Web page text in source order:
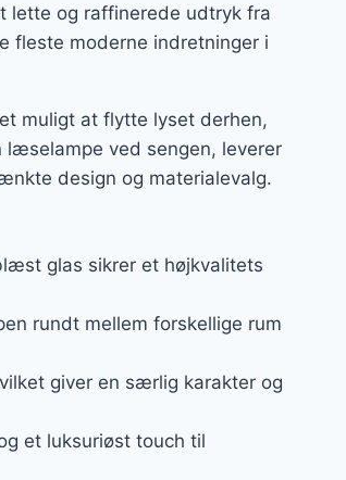
lette og raffinerede udtryk fra
fleste moderne indretninger i
muligt at flytte lyset derhen,
læselampe ved sengen, leverer
design og materialevalg.
glas sikrer et højkvalitets
rundt mellem forskellige rum
giver en særlig karakter og
et luksuriøst touch til